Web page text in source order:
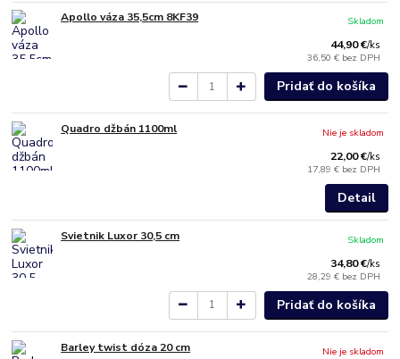
Apollo váza 35,5cm 8KF39
44,90 €/ks
36,50 € bez DPH
Skladom
Pridať do košíka
Quadro džbán 1100ml
22,00 €/ks
17,89 € bez DPH
Nie je skladom
Detail
Svietnik Luxor 30,5 cm
34,80 €/ks
28,29 € bez DPH
Skladom
Pridať do košíka
Barley twist dóza 20 cm
Nie je skladom